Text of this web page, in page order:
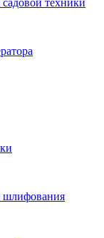
техники
шлифования